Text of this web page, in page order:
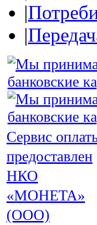
|
|
Сервис
предоставлен
НКО
«МОНЕТА»
(ООО)